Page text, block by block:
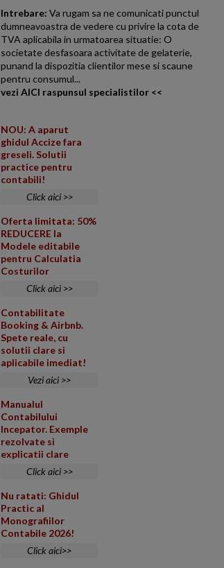
Intrebare: Va rugam sa ne comunicati punctul
dumneavoastra de vedere cu privire la cota de
TVA aplicabila in urmatoarea situatie: O
societate desfasoara activitate de gelaterie,
punand la dispozitia clientilor mese si scaune
pentru consumul...
vezi AICI raspunsul specialistilor <<
NOU: A aparut
ghidul Accize fara
greseli. Solutii
practice pentru
contabili!
Click aici >>
Oferta limitata: 50%
REDUCERE la
Modele editabile
pentru Calculatia
Costurilor
Click aici >>
Contabilitate
Booking & Airbnb.
Spete reale, cu
solutii clare si
aplicabile imediat!
Vezi aici >>
Manualul
Contabilului
Incepator. Exemple
rezolvate si
explicatii clare
Click aici >>
Nu ratati: Ghidul
Practic al
Monografiilor
Contabile 2026!
Click aici>>